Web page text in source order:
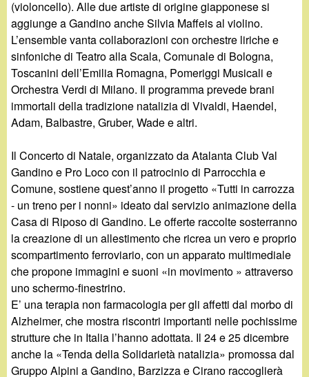
(violoncello). Alle due artiste di origine giapponese si
aggiunge a Gandino anche Silvia Maffeis al violino.
L’ensemble vanta collaborazioni con orchestre liriche e
sinfoniche di Teatro alla Scala, Comunale di Bologna,
Toscanini dell’Emilia Romagna, Pomeriggi Musicali e
Orchestra Verdi di Milano. Il programma prevede brani
immortali della tradizione natalizia di Vivaldi, Haendel,
Adam, Balbastre, Gruber, Wade e altri.
Il Concerto di Natale, organizzato da Atalanta Club Val
Gandino e Pro Loco con il patrocinio di Parrocchia e
Comune, sostiene quest’anno il progetto «Tutti in carrozza
- un treno per i nonni» ideato dal servizio animazione della
Casa di Riposo di Gandino. Le offerte raccolte sosterranno
la creazione di un allestimento che ricrea un vero e proprio
scompartimento ferroviario, con un apparato multimediale
che propone immagini e suoni «in movimento » attraverso
uno schermo-finestrino.
E’ una terapia non farmacologia per gli affetti dal morbo di
Alzheimer, che mostra riscontri importanti nelle pochissime
strutture che in Italia l’hanno adottata. Il 24 e 25 dicembre
anche la «Tenda della Solidarietà natalizia» promossa dal
Gruppo Alpini a Gandino, Barzizza e Cirano raccoglierà